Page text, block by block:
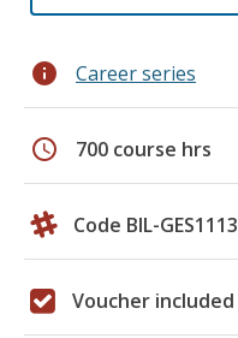
info Career series
schedule 700 course hrs
Code BIL-GES1113
Voucher included